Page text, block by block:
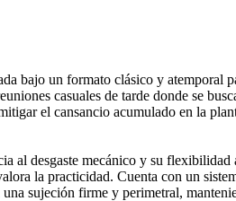
bajo un formato clásico y atemporal
casuales de tarde donde se
el cansancio acumulado en la
al desgaste mecánico y su
la practicidad. Cuenta con un
sujeción firme y perimetral,